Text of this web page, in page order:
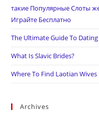
такие Популярные Слоты
Играйте Бесплатно
The Ultimate Guide To
What Is Slavic Brides?
Where To Find Laotian Wives
Archives